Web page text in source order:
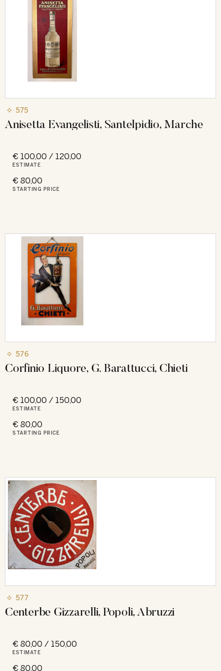
575
Anisetta Evangelisti, Santelpidio, Marche
€ 100,00 / 120,00
ESTIMATE
€ 80,00
STARTING PRICE
576
Corfinio Liquore, G. Barattucci, Chieti
€ 100,00 / 150,00
ESTIMATE
€ 80,00
STARTING PRICE
577
Centerbe Gizzarelli, Popoli, Abruzzi
€ 80,00 / 150,00
ESTIMATE
€ 80,00